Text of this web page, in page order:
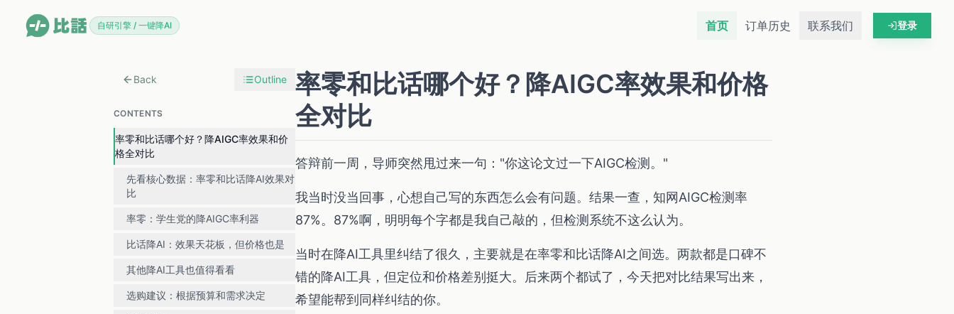
自研引擎 / 一键降AI 首页 订单历史 联系我们 登录
Back Outline
CONTENTS
率零和比话哪个好？降AIGC率效果和价
格全对比
先看核心数据：率零和比话降AI效果对
比
率零：学生党的降AIGC率利器
比话降AI：效果天花板，但价格也是
其他降AI工具也值得看看
选购建议：根据预算和需求决定
率零和比话哪个好？降AIGC率效果和价格
全对比
答辩前一周，导师突然甩过来一句："你这论文过一下AIGC检测。"
我当时没当回事，心想自己写的东西怎么会有问题。结果一查，知网AIGC检测率
87%。87%啊，明明每个字都是我自己敲的，但检测系统不这么认为。
当时在降AI工具里纠结了很久，主要就是在率零和比话降AI之间选。两款都是口碑不
错的降AI工具，但定位和价格差别挺大。后来两个都试了，今天把对比结果写出来，
希望能帮到同样纠结的你。